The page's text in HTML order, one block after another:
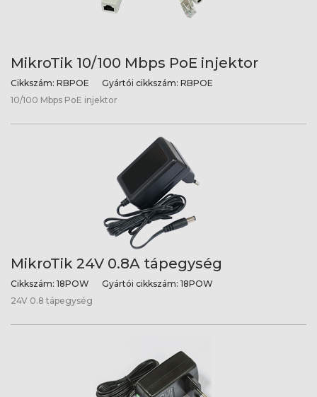
MikroTik 10/100 Mbps PoE injektor
Cikkszám: RBPOE Gyártói cikkszám: RBPOE
10/100 Mbps PoE injektor
MikroTik 24V 0.8A tápegység
Cikkszám: 18POW Gyártói cikkszám: 18POW
24V 0.8 tápegység